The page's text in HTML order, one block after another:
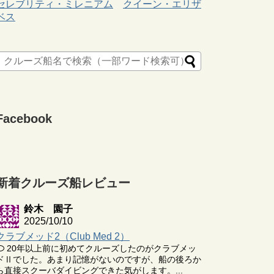
レブリティ・ミレニアム
クイーン・エリザ
ス
着クルーズ船レビュー
鈴木 園子
2025/10/10
ラブメッド2（Club Med 2）
20年以上前に初めてクルーズしたのがクラブメッ
Ⅱでした。あまり記憶がないのですが、船の後ろか
直接スクーバダイビングできた気がします。...